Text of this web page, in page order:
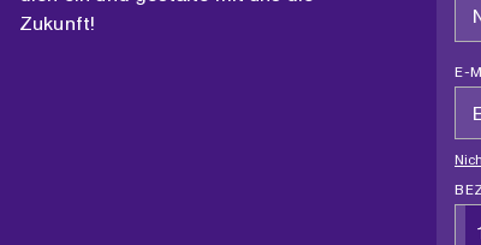
Zukunft!
E-